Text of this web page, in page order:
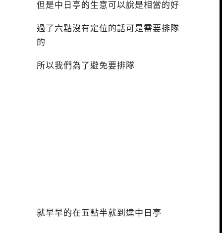
但是中日亭的生意可以說是相當的好
過了六點沒有定位的話可是需要排隊
的
所以我們為了避免要排隊
就早早的在五點半就到達中日亭